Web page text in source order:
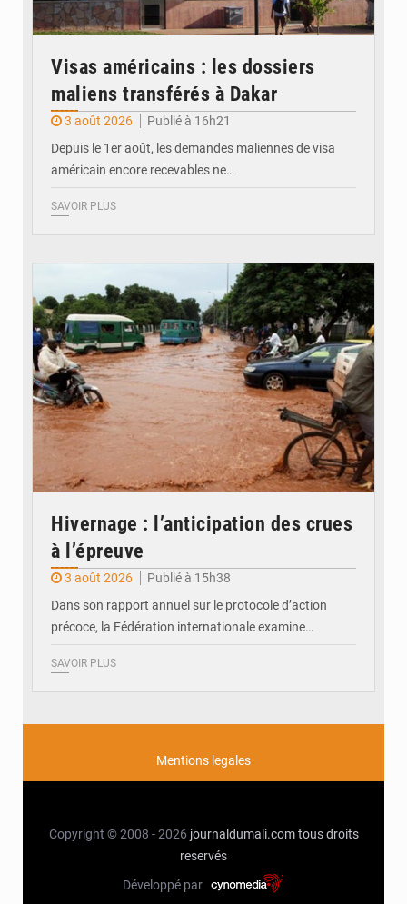
Visas américains : les dossiers
maliens transférés à Dakar
3 août 2026
Publié à 16h21
Depuis le 1er août, les demandes maliennes de visa
américain encore recevables ne…
SAVOIR PLUS
Hivernage : l’anticipation des crues
à l’épreuve
3 août 2026
Publié à 15h38
Dans son rapport annuel sur le protocole d’action
précoce, la Fédération internationale examine…
SAVOIR PLUS
Mentions legales
Copyright © 2008 - 2026 journaldumali.com tous droits
reservés
Développé par